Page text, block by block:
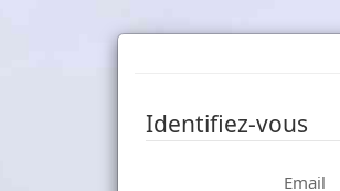
Identifiez-vous
Email